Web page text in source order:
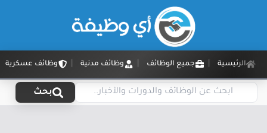
الرئيسية جميع الوظائف وظائف مدنية وظائف عسكرية
بحث